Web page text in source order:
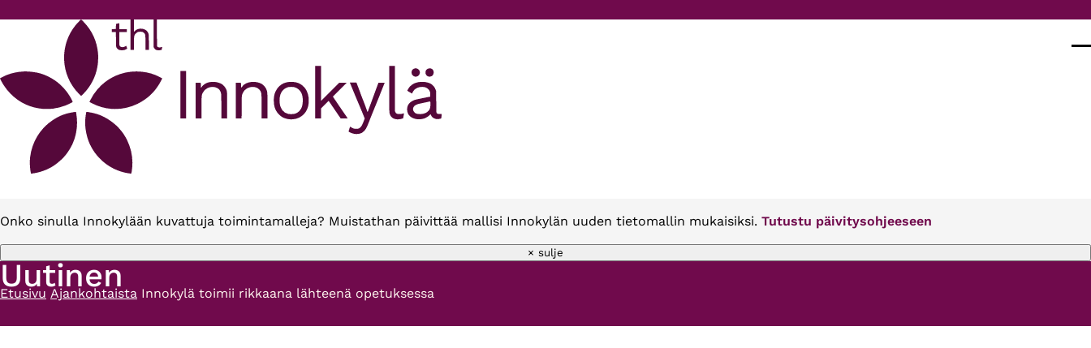
Onko sinulla Innokylään kuvattuja toimintamalleja? Muistathan päivittää mallisi Innokylän uuden tietomallin mukaisiksi. Tutustu päivitysohjeeseen
× sulje
Murupolku
Etusivu Ajankohtaista Innokylä toimii rikkaana lähteenä opetuksessa
Uutinen